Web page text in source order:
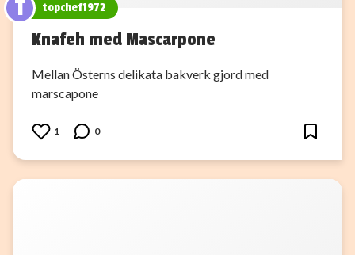
T topchef1972
Knafeh med Mascarpone
Mellan Österns delikata bakverk gjord med
marscapone
1 0